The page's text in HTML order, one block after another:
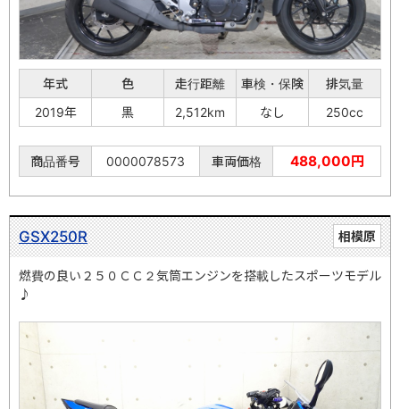
年式 色 走行距離 車検・保険
排気量
2019年
黒 2,512km なし 250cc
商品番号 0000078573 車両価格 488,000円
相模原
GSX250R
燃費の良い２５０ＣＣ２気筒エンジンを搭載したスポーツモデル
♪